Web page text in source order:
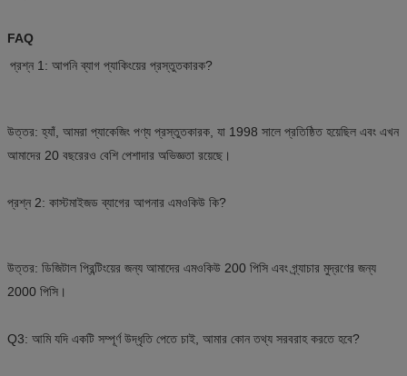
FAQ
প্রশ্ন 1: আপনি ব্যাগ প্যাকিংয়ের প্রস্তুতকারক?
উত্তর: হ্যাঁ, আমরা প্যাকেজিং পণ্য প্রস্তুতকারক, যা 1998 সালে প্রতিষ্ঠিত হয়েছিল এবং এখন
আমাদের 20 বছরেরও বেশি পেশাদার অভিজ্ঞতা রয়েছে।
প্রশ্ন 2: কাস্টমাইজড ব্যাগের আপনার এমওকিউ কি?
উত্তর: ডিজিটাল প্রিন্টিংয়ের জন্য আমাদের এমওকিউ 200 পিসি এবং গ্র্যাচার মুদ্রণের জন্য
2000 পিসি।
Q3: আমি যদি একটি সম্পূর্ণ উদ্ধৃতি পেতে চাই, আমার কোন তথ্য সরবরাহ করতে হবে?